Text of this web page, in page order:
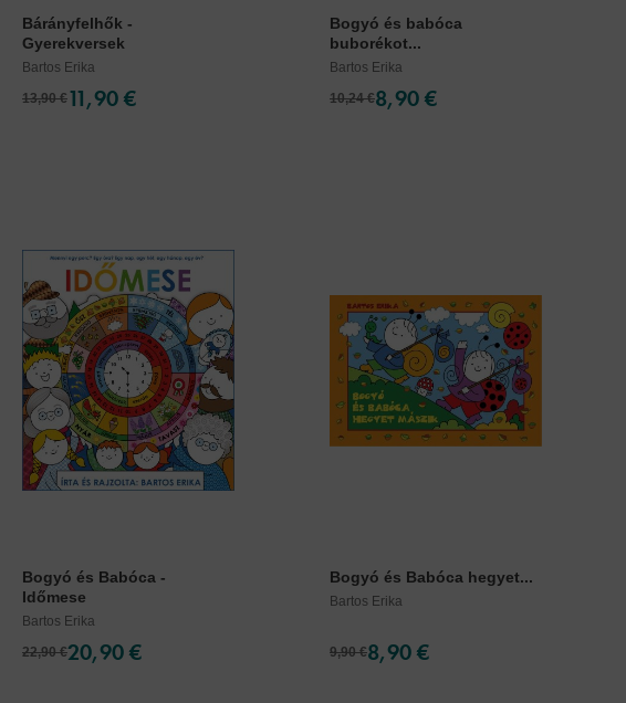
Bárányfelhők -
Gyerekversek
Bartos Erika
13,90 €11,90 €
Bogyó és babóca
buborékot...
Bartos Erika
10,24 €8,90 €
Bogyó és Babóca -
Időmese
Bartos Erika
22,90 €20,90 €
Bogyó és Babóca hegyet...
Bartos Erika
9,90 €8,90 €